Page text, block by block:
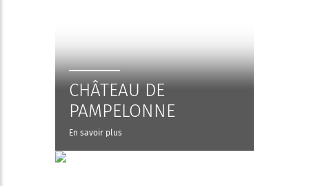
CHÂTEAU DE
PAMPELONNE
En savoir plus